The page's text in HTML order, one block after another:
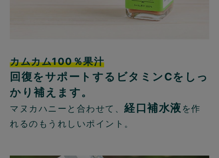
カムカム100％果汁
回復をサポートするビタミンCをしっ
かり補えます。
マヌカハニーと合わせて、 経口補水液を作
れるのもうれしいポイント。